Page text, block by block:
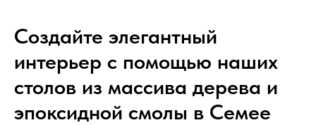
Создайте элегантный
интерьер с помощью наших
столов из массива дерева и
эпоксидной смолы в Семее